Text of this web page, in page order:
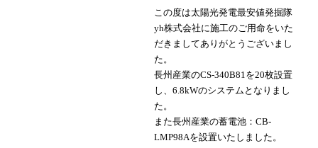
この度は太陽光発電最安値発掘隊
yh株式会社に施工のご用命をいた
だきましてありがとうございまし
た。
長州産業のCS-340B81を20枚設置
し、6.8kWのシステムとなりまし
た。
また長州産業の蓄電池：CB-
LMP98Aを設置いたしました。